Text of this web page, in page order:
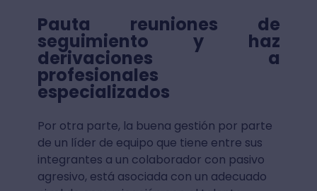
Pauta reuniones de
seguimiento y haz
derivaciones a
profesionales
especializados
Por otra parte, la buena gestión por parte
de un líder de equipo que tiene entre sus
integrantes a un colaborador con pasivo
agresivo, está asociada con un adecuado